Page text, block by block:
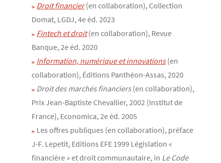
Droit financier(en collaboration), Collection
Domat, LGDJ, 4e éd. 2023
Fintech et droit (en collaboration), Revue
Banque, 2e éd. 2020
Information, numérique et innovations (en
collaboration), Éditions Panthéon-Assas, 2020
Droit des marchés financiers(en collaboration),
Prix Jean-Baptiste Chevallier, 2002 (Institut de
France), Economica, 2e éd. 2005
Les offres publiques (en collaboration), préface
J-F. Lepetit, Editions EFE 1999 Législation «
financière » et droit communautaire, in Le Code